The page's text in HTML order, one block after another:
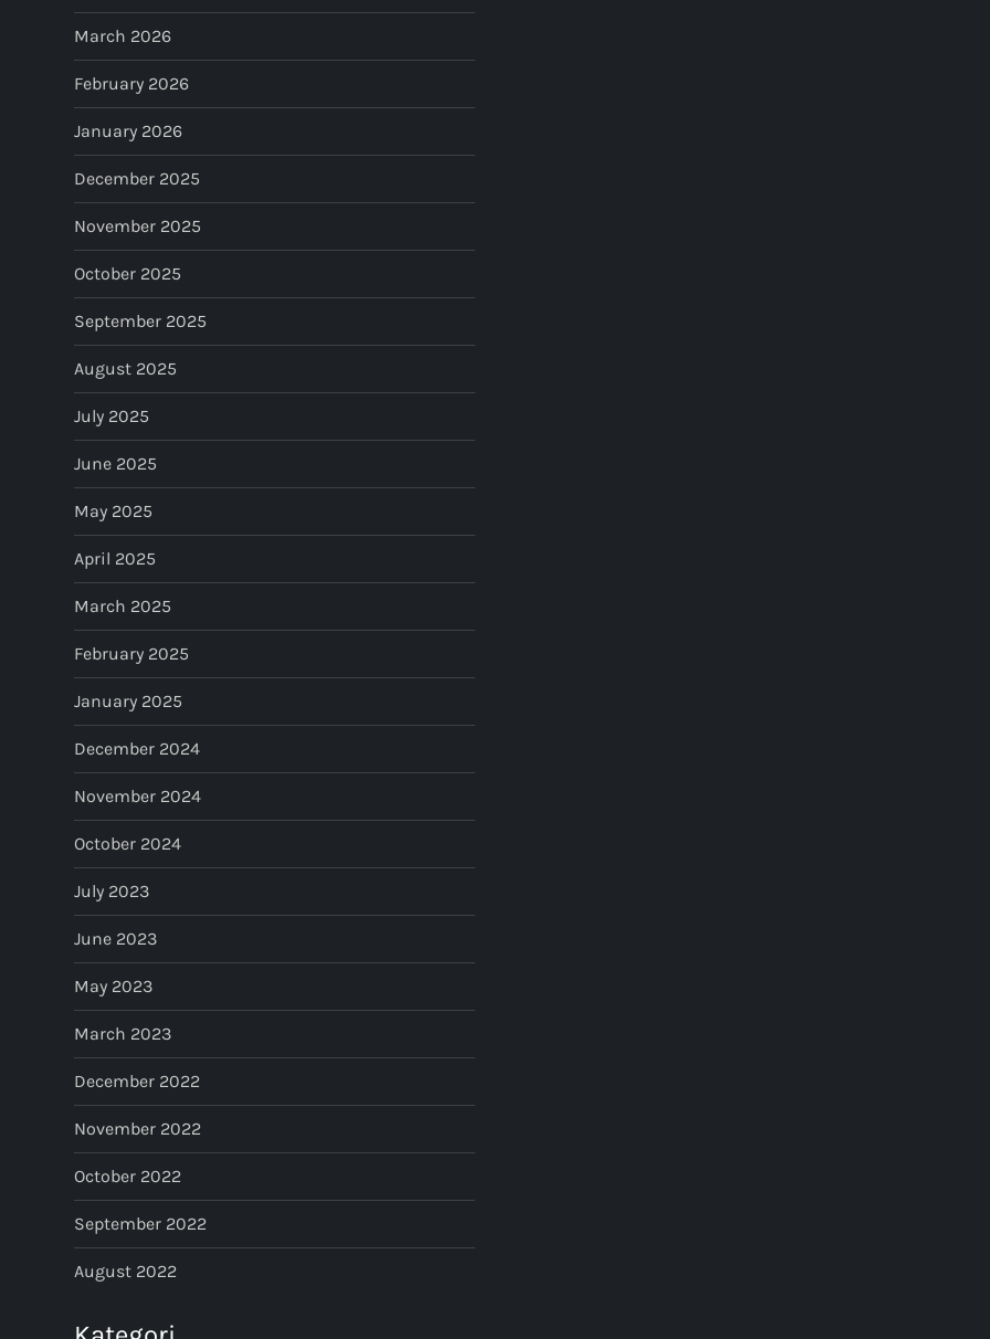
t
i
o
n
March 2026
February 2026
January 2026
December 2025
November 2025
October 2025
September 2025
August 2025
July 2025
June 2025
May 2025
April 2025
March 2025
February 2025
January 2025
December 2024
November 2024
October 2024
July 2023
June 2023
May 2023
March 2023
December 2022
November 2022
October 2022
September 2022
August 2022